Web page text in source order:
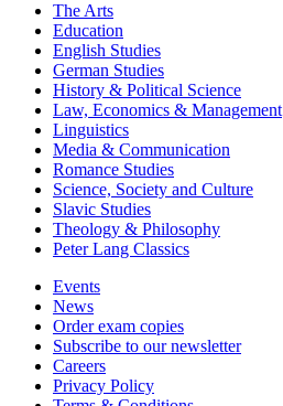
The Arts
Education
English Studies
German Studies
History & Political Science
Law, Economics & Management
Linguistics
Media & Communication
Romance Studies
Science, Society and Culture
Slavic Studies
Theology & Philosophy
Peter Lang Classics
Events
News
Order exam copies
Subscribe to our newsletter
Careers
Privacy Policy